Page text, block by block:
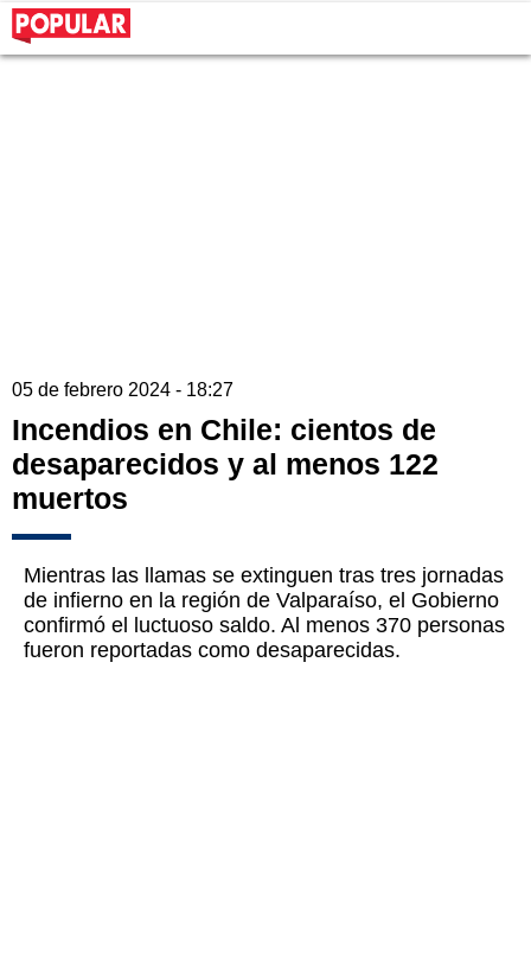
05 de febrero 2024 - 18:27
Incendios en Chile: cientos de
desaparecidos y al menos 122
muertos
Mientras las llamas se extinguen tras tres jornadas
de infierno en la región de Valparaíso, el Gobierno
confirmó el luctuoso saldo. Al menos 370 personas
fueron reportadas como desaparecidas.